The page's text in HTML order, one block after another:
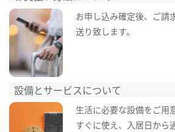
お申し込み確定後、ご請
送り致します。
設備とサービスについて
生活に必要な設備をご用
すぐに使え、入居日から